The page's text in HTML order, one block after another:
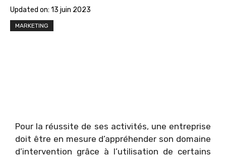
Updated on: 13 juin 2023
MARKETING
Pour la réussite de ses activités, une entreprise
doit être en mesure d’appréhender son domaine
d’intervention grâce à l’utilisation de certains